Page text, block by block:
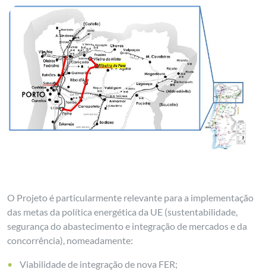
O Projeto é particularmente relevante para a implementação
das metas da política energética da UE (sustentabilidade,
segurança do abastecimento e integração de mercados e da
concorrência), nomeadamente:
Viabilidade de integração de nova FER;